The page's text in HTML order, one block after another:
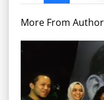
More From Author